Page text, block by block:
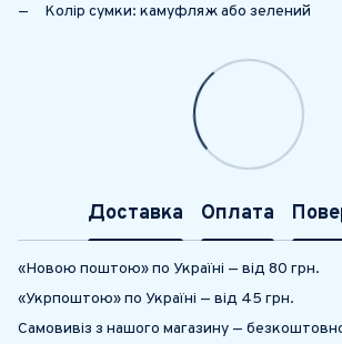
Колір сумки: камуфляж або зелений
Доставка Оплата
«Новою поштою» по Україні — від 80 грн.
«Укрпоштою» по Україні — від 45 грн.
Самовивіз з нашого магазину —